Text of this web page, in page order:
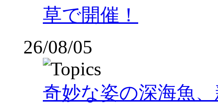
草で開催！
26/08/05
奇妙な姿の深海魚